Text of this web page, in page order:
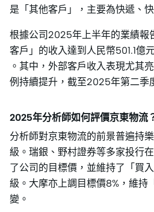
是「其他客戶」，主要為快遞、
根據公司2025年上半年的業績報
客戶」的收入達到人民幣501.1億
。其中，外部客戶收入表現尤其
例持續提升，截至2025年第二季
2025年分析師如何評價京東物流
分析師對京東物流的前景普遍持
級。瑞銀、野村證券等多家投行
了公司的目標價，並維持了「買
級。大摩亦上調目標價8%，維持
變。